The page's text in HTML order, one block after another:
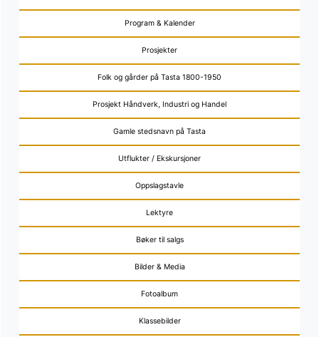
Program & Kalender
Prosjekter
Folk og gårder på Tasta 1800-1950
Prosjekt Håndverk, Industri og Handel
Gamle stedsnavn på Tasta
Utflukter / Ekskursjoner
Oppslagstavle
Lektyre
Bøker til salgs
Bilder & Media
Fotoalbum
Klassebilder